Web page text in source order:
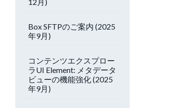
Box SFTPのご案内 (2025
年9月)
コンテンツエクスプロー
ラUI Element: メタデータ
ビューの機能強化 (2025
年9月)